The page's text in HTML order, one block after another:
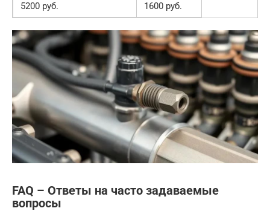
5200 руб. 1600 руб.
FAQ – Ответы на часто задаваемые
вопросы